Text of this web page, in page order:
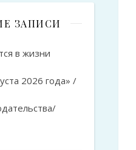
ЗАПИСИ
в жизни
2026 года» /